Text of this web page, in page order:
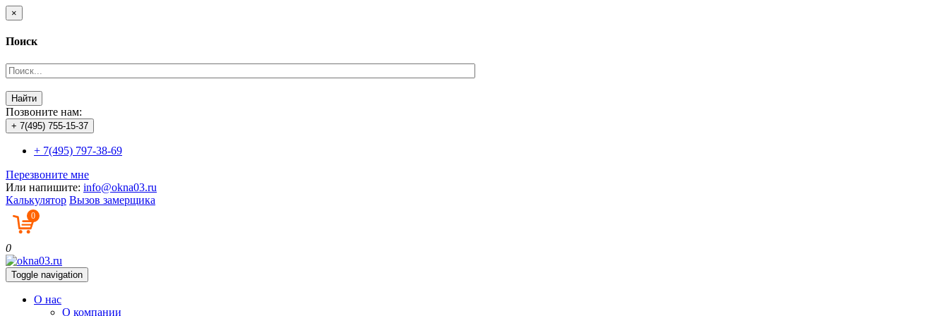
×
Поиск
Найти
Позвоните нам:
+ 7(495) 755-15-37
+ 7(495) 797-38-69
Перезвоните мне
Или напишите: info@okna03.ru
Калькулятор Вызов замерщика
0
0
Toggle navigation
О нас
О компании